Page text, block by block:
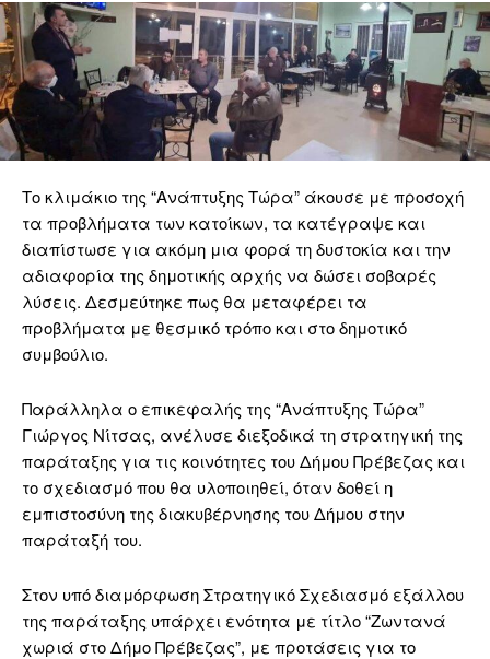
Το κλιμάκιο της “Ανάπτυξης Τώρα” άκουσε με προσοχή
τα προβλήματα των κατοίκων, τα κατέγραψε και
διαπίστωσε για ακόμη μια φορά τη δυστοκία και την
αδιαφορία της δημοτικής αρχής να δώσει σοβαρές
λύσεις. Δεσμεύτηκε πως θα μεταφέρει τα
προβλήματα με θεσμικό τρόπο και στο δημοτικό
συμβούλιο.
Παράλληλα ο επικεφαλής της “Ανάπτυξης Τώρα”
Γιώργος Νίτσας, ανέλυσε διεξοδικά τη στρατηγική της
παράταξης για τις κοινότητες του Δήμου Πρέβεζας και
το σχεδιασμό που θα υλοποιηθεί, όταν δοθεί η
εμπιστοσύνη της διακυβέρνησης του Δήμου στην
παράταξή του.
Στον υπό διαμόρφωση Στρατηγικό Σχεδιασμό εξάλλου
της παράταξης υπάρχει ενότητα με τίτλο “Ζωντανά
χωριά στο Δήμο Πρέβεζας”, με προτάσεις για το